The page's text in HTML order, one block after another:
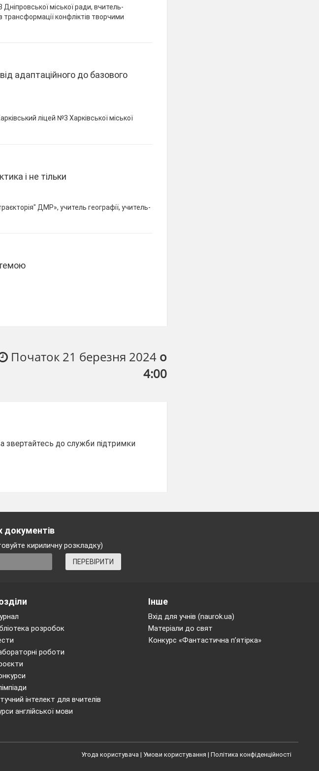
міської ради, вчитель-
трансформації конфліктів творчими
адаптаційного до базового
ліцей №3 Харківської міської
і не тільки
ДМР», учитель географії, учитель-
Початок 21 березня 2024 о
4:00
звертайтесь до служби підтримки
документів
кириличну розкладку)
ПЕРЕВІРИТИ
розробок
роботи
інтелект для вчителів
англійської мови
Інше
Вхід для учнів (naurok.ua)
Матеріали до свят
Конкурс «Фантастична п’ятірка»
Угода користувача | Умови користування | Політика конфіденційності